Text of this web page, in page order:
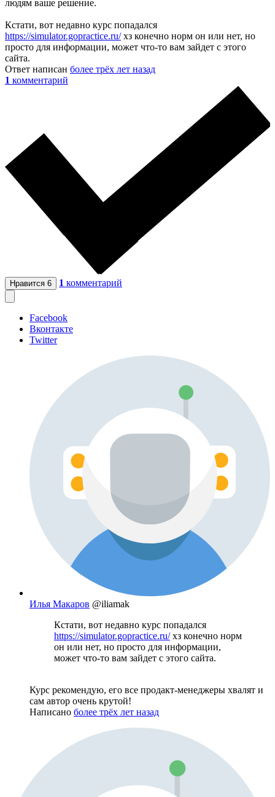
людям ваше решение.
Кстати, вот недавно курс попадался
https://simulator.gopractice.ru/хз конечно норм он или нет, но
просто для информации, может что-то вам зайдет с этого
сайта.
Ответ написан более трёх лет назад
1 комментарий
Нравится 6 1 комментарий
Facebook
Вконтакте
Twitter
Илья Макаров @iliamak
Кстати, вот недавно курс попадался
https://simulator.gopractice.ru/хз конечно норм
он или нет, но просто для информации,
может что-то вам зайдет с этого сайта.
Курс рекомендую, его все продакт-менеджеры хвалят и
сам автор очень крутой!
Написано более трёх лет назад